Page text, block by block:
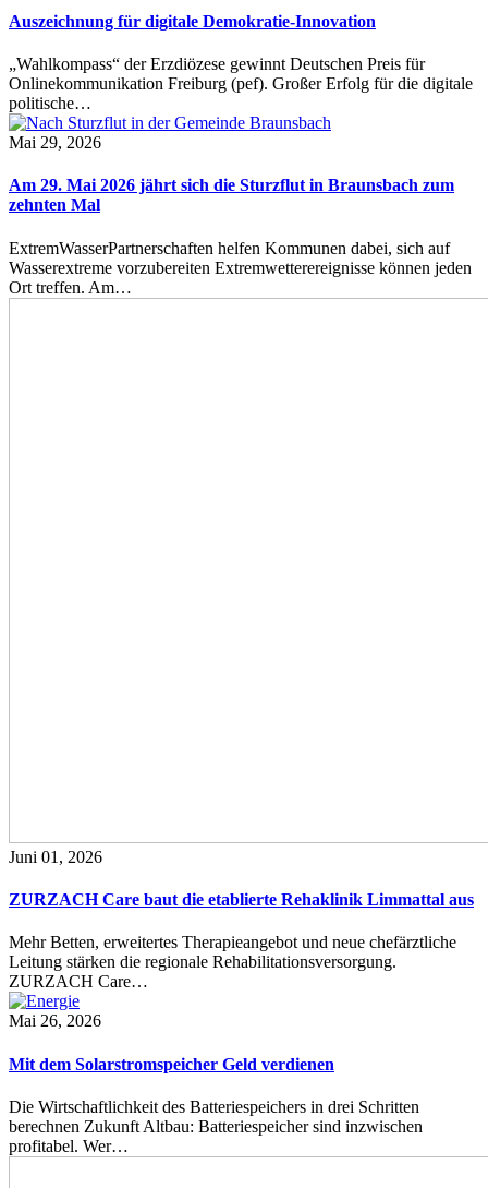
Auszeichnung für digitale Demokratie-Innovation
„Wahlkompass“ der Erzdiözese gewinnt Deutschen Preis für
Onlinekommunikation Freiburg (pef). Großer Erfolg für die digitale
politische…
Mai 29, 2026
Am 29. Mai 2026 jährt sich die Sturzflut in Braunsbach zum
zehnten Mal
ExtremWasserPartnerschaften helfen Kommunen dabei, sich auf
Wasserextreme vorzubereiten Extremwetterereignisse können jeden
Ort treffen. Am…
Juni 01, 2026
ZURZACH Care baut die etablierte Rehaklinik Limmattal aus
Mehr Betten, erweitertes Therapieangebot und neue chefärztliche
Leitung stärken die regionale Rehabilitationsversorgung.
ZURZACH Care…
Mai 26, 2026
Mit dem Solarstromspeicher Geld verdienen
Die Wirtschaftlichkeit des Batteriespeichers in drei Schritten
berechnen Zukunft Altbau: Batteriespeicher sind inzwischen
profitabel. Wer…